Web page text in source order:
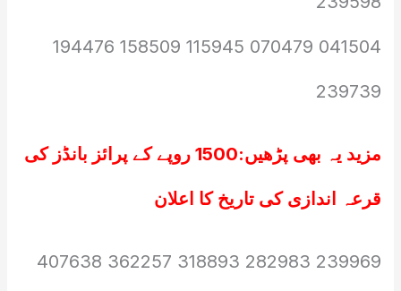
041504 070479 115945 158509 194476
239739
مزید یہ بھی پڑھیں: 1500 روپے کے پرائز بانڈز کی
قرعہ اندازی کی تاریخ کا اعلان
239969 282983 318893 362257 407638